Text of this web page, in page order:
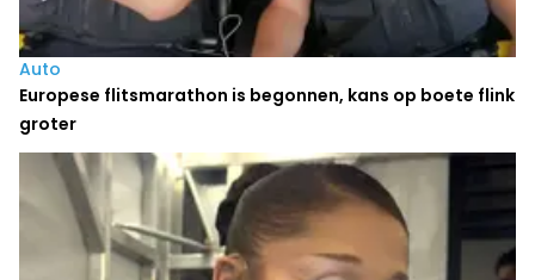
Auto
Europese flitsmarathon is begonnen, kans op boete flink
groter